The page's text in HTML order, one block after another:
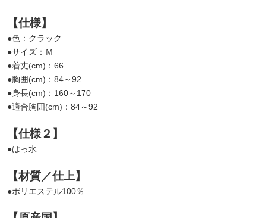
【仕様】
●色：クラック
●サイズ：Ｍ
●着丈(cm)：66
●胸囲(cm)：84～92
●身長(cm)：160～170
●適合胸囲(cm)：84～92
【仕様２】
●はっ水
【材質／仕上】
●ポリエステル100％